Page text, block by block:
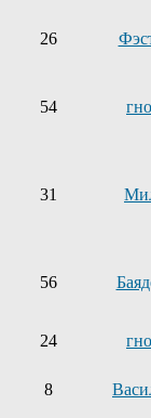
26
54
31
56
24
8